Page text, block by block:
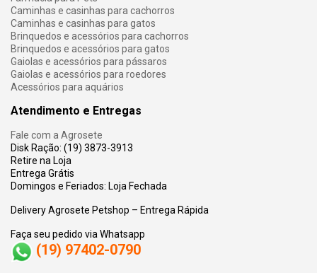
Caminhas e casinhas para cachorros
Caminhas e casinhas para gatos
Brinquedos e acessórios para cachorros
Brinquedos e acessórios para gatos
Gaiolas e acessórios para pássaros
Gaiolas e acessórios para roedores
Acessórios para aquários
Atendimento e Entregas
Fale com a Agrosete
Disk Ração: (19) 3873-3913
Retire na Loja
Entrega Grátis
Domingos e Feriados: Loja Fechada
Delivery Agrosete Petshop – Entrega Rápida
Faça seu pedido via Whatsapp
(19) 97402-0790